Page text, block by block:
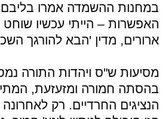
במחנות ההשמדה אמרו בליבם:
האפשרות – הייתי עכשיו
ארורים, מדין 'הבא להורגך
מסיעות ש"ס ויהדות התורה
בהסתה חמורה ומזעזעת,
הנציגים החרדיים. רק